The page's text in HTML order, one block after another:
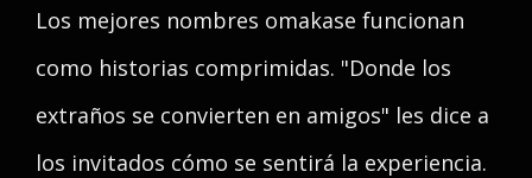
Los mejores nombres omakase funcionan
como historias comprimidas. "Donde los
extraños se convierten en amigos" les dice a
los invitados cómo se sentirá la experiencia.